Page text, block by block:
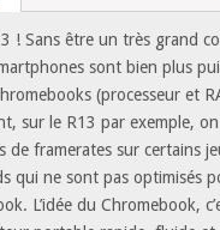
android et des
vous m’en dire plus ?
par avance,
Fred